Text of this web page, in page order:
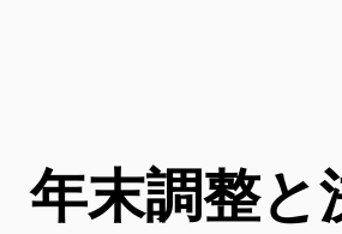
年末調整と